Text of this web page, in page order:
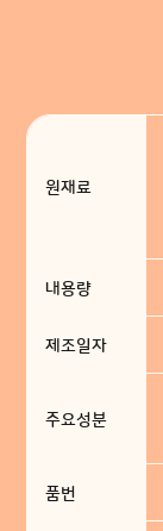
원재료
내용량
제조일자
주요성분
품번